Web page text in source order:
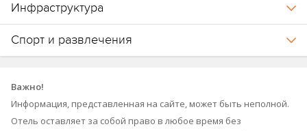
Инфраструктура
Спорт и развлечения
Важно!
Информация, представленная на сайте, может быть неполной.
Отель оставляет за собой право в любое время без